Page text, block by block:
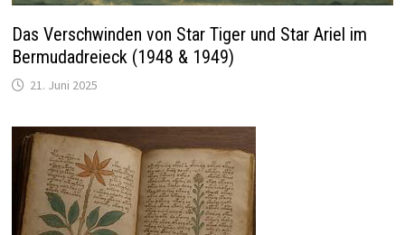
Das Verschwinden von Star Tiger und Star Ariel im
Bermudadreieck (1948 & 1949)
21. Juni 2025